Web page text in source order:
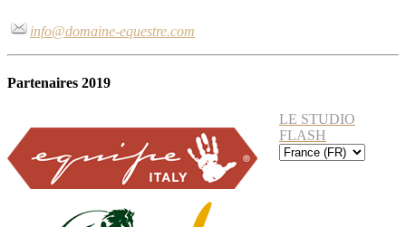
info@domaine-equestre.com
Partenaires 2019
LE STUDIO
FLASH